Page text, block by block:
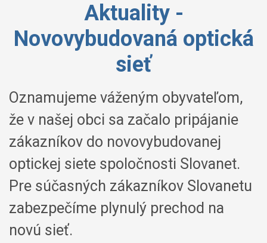
Aktuality -
Novovybudovaná optická
sieť
Oznamujeme váženým obyvateľom,
že v našej obci sa začalo pripájanie
zákazníkov do novovybudovanej
optickej siete spoločnosti Slovanet.
Pre súčasných zákazníkov Slovanetu
zabezpečíme plynulý prechod na
novú sieť.